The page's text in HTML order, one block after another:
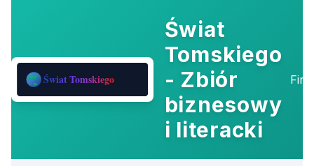
Świat
Tomskiego
- Zbiór
biznesowy
i literacki